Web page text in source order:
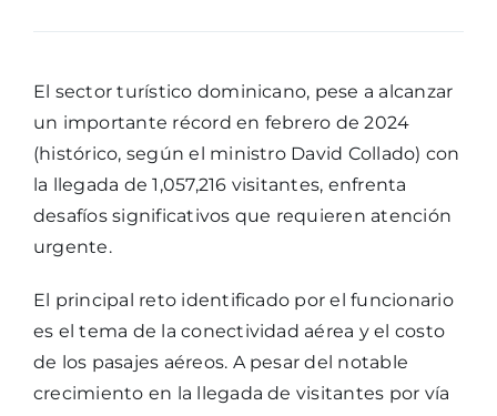
El sector turístico dominicano, pese a alcanzar
un importante récord en febrero de 2024
(histórico, según el ministro David Collado) con
la llegada de 1,057,216 visitantes, enfrenta
desafíos significativos que requieren atención
urgente.
El principal reto identificado por el funcionario
es el tema de la conectividad aérea y el costo
de los pasajes aéreos. A pesar del notable
crecimiento en la llegada de visitantes por vía